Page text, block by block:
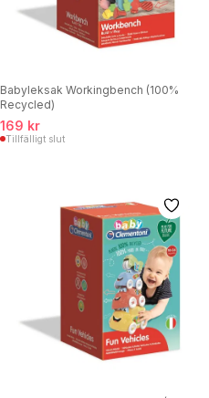
Babyleksak Workingbench (100%
Recycled)
169 kr
Tillfälligt slut